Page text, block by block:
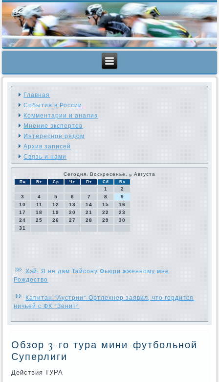
Главная
События в России
Комментарии и анализ
Мнение экспертов
Интересное рядом
Архив записей
Связь и нами
Сегодня: Воскресенье, 9 Августа
Пн Вт Ср Чт Пт Сб Вс
1
2
3
4 5 6 7 8
9
10
11 12 13 14 15
16
17
18 19 20 21 22
23
24
25 26 27 28 29
30
31
Хэй: Я не дам Тайсону Фьюри жженному мне
Рождество
Капитан "Аустрии" Ортлехнер заявил, что гордится
ничьей с ФК "Зенит"
Обзор 3-го тура мини-футбольной
Суперлиги
Действия ТУРА